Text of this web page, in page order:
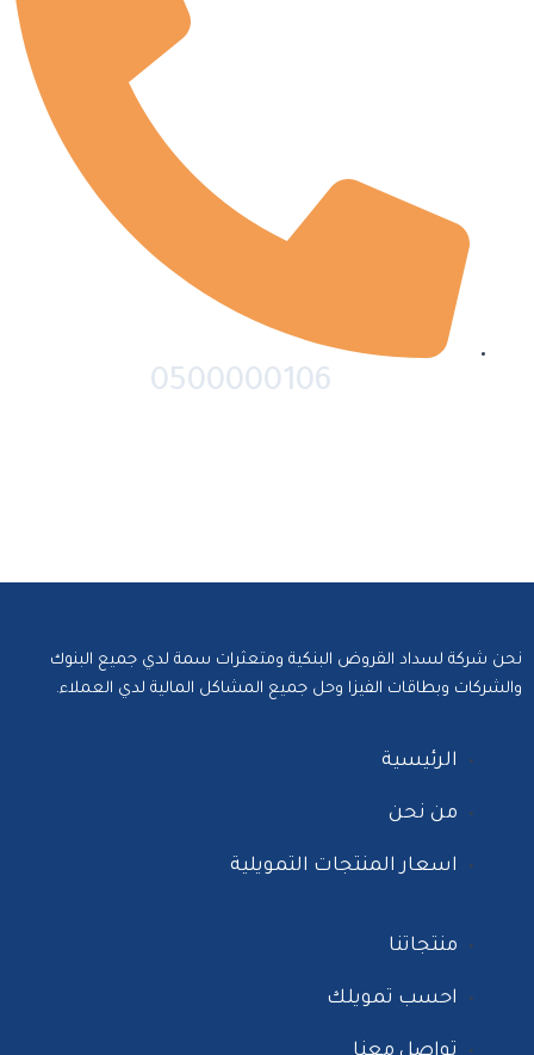
0500000106
نحن شركة لسداد القروض البنكية ومتعثرات سمة لدي جميع البنوك
والشركات وبطاقات الفيزا وحل جميع المشاكل المالية لدي العملاء.‬
الرئيسية
من نحن
اسعار المنتجات التمويلية
منتجاتنا
احسب تمويلك